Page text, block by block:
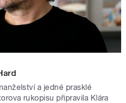
a jedné prasklé
rukopisu připravila Klára